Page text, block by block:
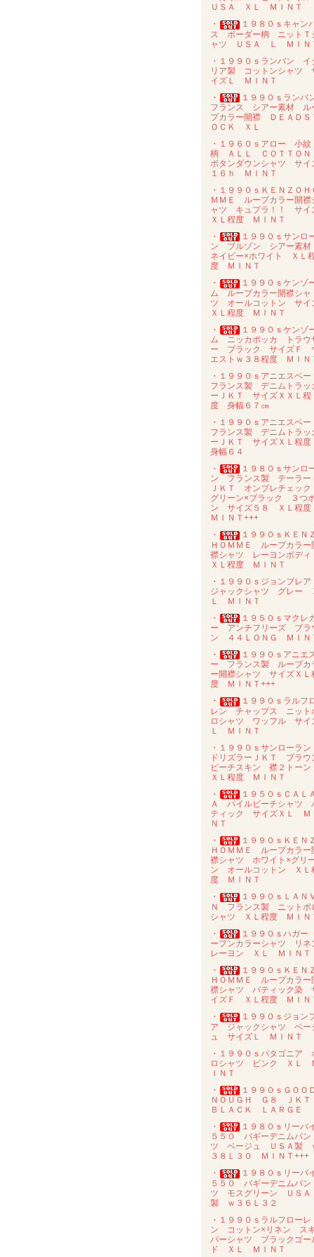
ＵＳＡ ＸＬ ＭＩＮＴ
・
１９８０ｓキャン
ス ボーダー柄 ニットＴ
ャツ ＵＳＡ Ｌ ＭＩＮ
・１９９０ｓランバン イ
リア製 コットンシャツ
イズＬ ＭＩＮＴ
・
１９９０ｓランバ
フランス シアー素材 ル
プカラー開襟 ＤＥＡＤＳ
ＯＣＫ ＸＬ
・１９６０ｓアロー 小紋
柄 ＡＬＬ ＣＯＴＴＯＮ
ボタンダウンシャツ サイ
１６ｈ ＭＩＮＴ
・１９９０ｓＫＥＮＺＯＨ
ＭＭＥ ループカラー開襟
ャツ キュプラ！！ サイ
ＸＬ程度 ＭＩＮＴ
・
１９９０ｓサンロ
ン ブルゾン シアー素材
ネイビー×ホワイト ＸＬ
度 ＭＩＮＴ
・
１９９０ｓケンゾ
ム ループカラー開襟シャ
ツ オールコットン サイ
ＸＬ程度 ＭＩＮＴ
・
１９９０ｓケンゾ
ム ニッカポッカ トラウ
ー ブラック サイズＦ
エストｗ３８程度 ＭＩＮ
・１９９０ｓアニエスベー
フランス製 デニムトラッ
ーＪＫＴ サイズＸＸＬ程
度 身幅６７㎝
・１９９０ｓアニエスベー
フランス製 デニムトラッ
ーＪＫＴ サイズＸＬ程度
身幅６４
・
１９８０ｓサンロ
ン フランス製 テーラー
ＪＫＴ オンブレチェック
グリーン×ブラック ３つ
ン サイズ５８ ＸＬ程度
ＭＩＮＴ+++
・
１９９０ｓＫＥＮ
ＨＯＭＭＥ ループカラー
襟シャツ レーヨンボディ
ＸＬ程度 ＭＩＮＴ
・１９９０ｓジョンブレア
ジャックシャツ グレー
Ｌ ＭＩＮＴ
・
１９５０ｓマクレ
ー アンチフリーズ ブラ
ン ４４ＬＯＮＧ ＭＩＮ
・
１９９０ｓアニエ
ー フランス製 ループカ
ー開襟シャツ サイズＸＬ
度 ＭＩＮＴ+++
・
１９９０ｓラルフ
レン チャップス ニット
ロシャツ ワッフル サイ
Ｌ ＭＩＮＴ
・１９９０ｓサンローラン
ドリズラーＪＫＴ ブラウ
ピーチスキン 襟２トーン
ＸＬ程度 ＭＩＮＴ
・
１９５０ｓＣＡＬ
Ａ パイルビーチシャツ
ティック サイズＸＬ Ｍ
ＮＴ
・
１９９０ｓＫＥＮ
ＨＯＭＭＥ ループカラー
襟シャツ ホワイト×グリ
ン オールコットン ＸＬ
度 ＭＩＮＴ
・
１９９０ｓＬＡＮ
Ｎ フランス製 ニットポ
シャツ ＸＬ程度 ＭＩＮ
・
１９９０ｓハガ
ープンカラーシャツ リネ
レーヨン ＸＬ ＭＩＮＴ
・
１９９０ｓＫＥＮ
ＨＯＭＭＥ ループカラー
襟シャツ バティック染
イズＦ ＸＬ程度 ＭＩＮ
・
１９９０ｓジョン
ア ジャックシャツ ベー
ュ サイズＬ ＭＩＮＴ
・１９９０ｓパタゴニア
ロシャツ ピンク ＸＬ
ＩＮＴ
・
１９９０ｓＧＯＯ
ＮＯＵＧＨ Ｇ８ ＪＫＴ
ＢＬＡＣＫ ＬＡＲＧＥ
・
１９８０ｓリーバ
５５０ バギーデニムパン
ツ ベージュ ＵＳＡ製
３８Ｌ３０ ＭＩＮＴ+++
・
１９８０ｓリーバ
５５０ バギーデニムパン
ツ モスグリーン ＵＳＡ
製 ｗ３６Ｌ３２
・１９９０ｓラルフローレ
ン コットン×リネン ス
パーシャツ ブラックゴー
ド ＸＬ ＭＩＮＴ